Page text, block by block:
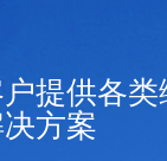
提供各
方案